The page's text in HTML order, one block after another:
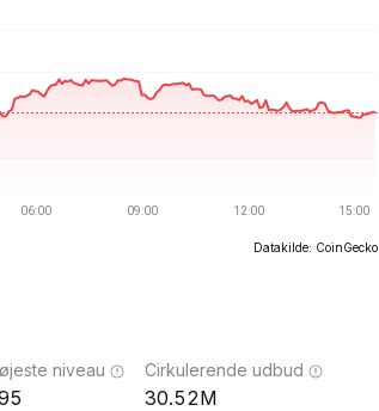
Datakilde: CoinGecko
niveau Cirkulerende udbud
30.52M